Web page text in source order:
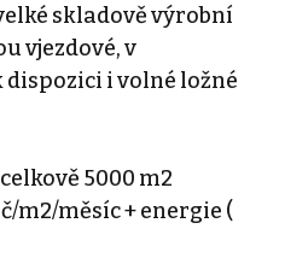
skladově výrobní
vjezdové, v
i volné ložné
5000 m2
m2/měsíc + energie (